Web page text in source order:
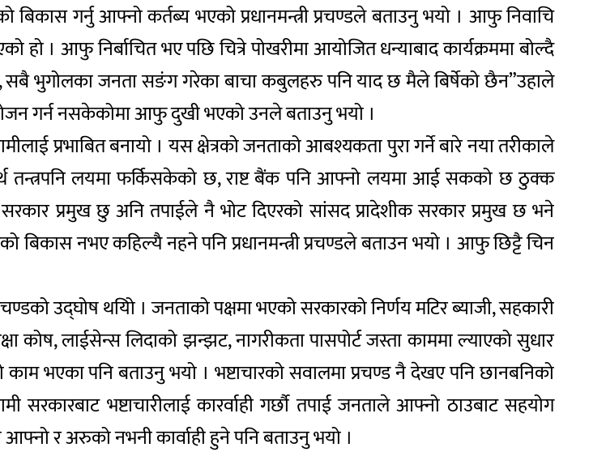
बिकास गर्नु आफ्नो कर्तब्य भएको प्रधानमन्त्री प्रचण्डले बताउनु भयो । आफु निवाचि
हो । आफु निर्बाचित भए पछि चित्रे पोखरीमा आयोजित धन्याबाद कार्यक्रममा बोल्दै
सबै भुगोलका जनता सङंग गरेका बाचा कबुलहरु पनि याद छ मैले बिर्षेको छैन”उहाले
गर्न नसकेकोमा आफु दुखी भएको उनले बताउनु भयो ।
प्रभाबित बनायो । यस क्षेत्रको जनताको आबश्यकता पुरा गर्ने बारे नया तरीकाले
तन्त्रपनि लयमा फर्किसकेको छ, राष्ट बैंक पनि आफ्नो लयमा आई सकको छ ठुक्क
प्रमुख छु अनि तपाईले नै भोट दिएरको सांसद प्रादेशीक सरकार प्रमुख छ भने
बिकास नभए कहिल्यै नहने पनि प्रधानमन्त्री प्रचण्डले बताउन भयो । आफु छिट्टै चिन
उद्घोष थयिो । जनताको पक्षमा भएको सरकारको निर्णय मटिर ब्याजी, सहकारी
कोष, लाईसेन्स लिदाको झन्झट, नागरीकता पासपोर्ट जस्ता काममा ल्याएको सुधार
काम भएका पनि बताउनु भयो । भष्टाचारको सवालमा प्रचण्ड नै देखए पनि छानबनिको
भष्टाचारीलाई कारर्वाही गर्छौ तपाई जनताले आफ्नो ठाउबाट सहयोग
आफ्नो र अरुको नभनी कार्वाही हुने पनि बताउनु भयो ।